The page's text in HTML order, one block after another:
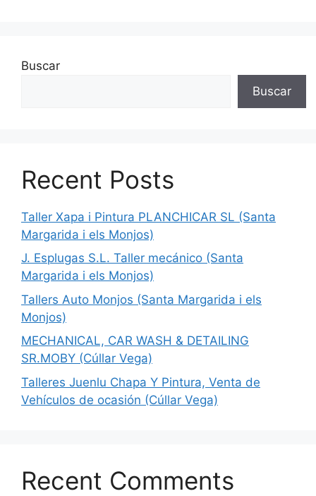
Buscar
Buscar
Recent Posts
Taller Xapa i Pintura PLANCHICAR SL (Santa
Margarida i els Monjos)
J. Esplugas S.L. Taller mecánico (Santa
Margarida i els Monjos)
Tallers Auto Monjos (Santa Margarida i els
Monjos)
MECHANICAL, CAR WASH & DETAILING
SR.MOBY (Cúllar Vega)
Talleres Juenlu Chapa Y Pintura, Venta de
Vehículos de ocasión (Cúllar Vega)
Recent Comments